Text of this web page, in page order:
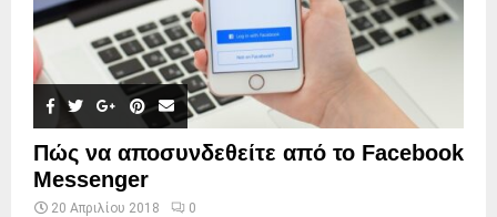
Πώς να αποσυνδεθείτε από το Facebook
Messenger
20 Απριλίου 2018 0